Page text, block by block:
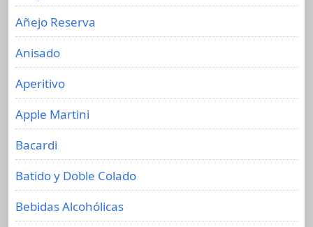
Añejo Reserva
Anisado
Aperitivo
Apple Martini
Bacardi
Batido y Doble Colado
Bebidas Alcohólicas